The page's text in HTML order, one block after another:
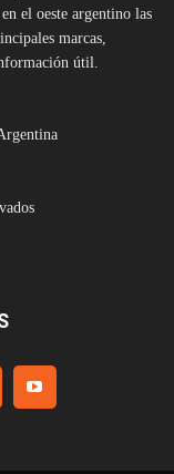
el oeste argentino las
marcas,
útil.